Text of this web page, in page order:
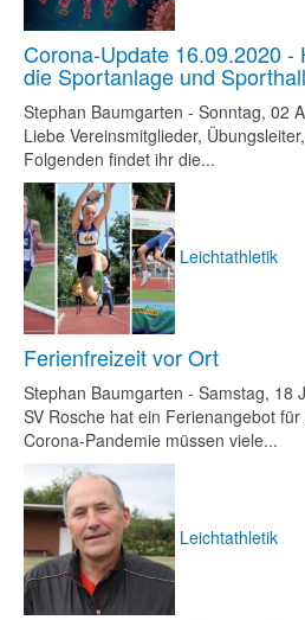
Corona-Update 16.09.2020 -
die Sportanlage und
Stephan Baumgarten - Sonntag, 02
Liebe Vereinsmitglieder,
Folgenden findet ihr die...
Leichtathletik
Ferienfreizeit vor Ort
Stephan Baumgarten - Samstag, 18
SV Rosche hat ein Ferienangebot
Corona-Pandemie müssen viele...
Leichtathletik